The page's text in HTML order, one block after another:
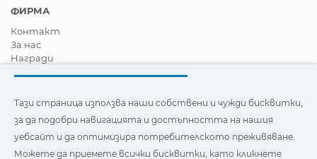
ФИРМА
Контакт
За нас
Награди
Станете дистрибутор
Новини
Видеа
FAQ - Често задавани въпроси
Тази страница използва наши собствени и чужди бисквитки,
за да подобри навигацията и достъпността на нашия
уебсайт и да оптимизира потребителското преживяване.
Можете да приемете всички бисквитки, като кликнете